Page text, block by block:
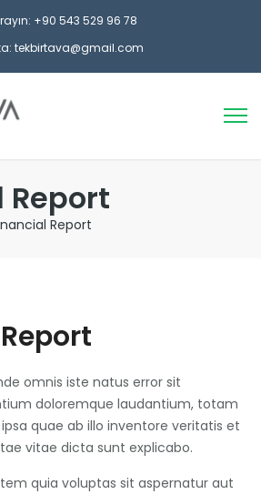
+90 543 529 96 78
tekbirtava@gmail.com
Report
Report
omnis iste natus error sit
doloremque laudantium, totam
quae ab illo inventore veritatis et
vitae dicta sunt explicabo.
quia voluptas sit aspernatur aut